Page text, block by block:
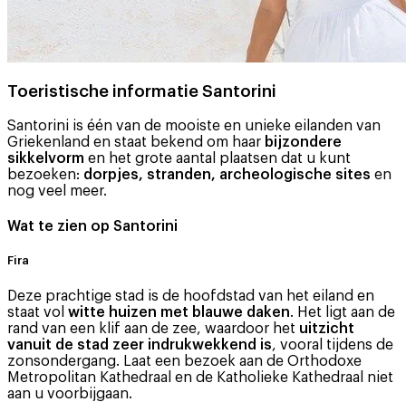
Toeristische informatie Santorini
Santorini is één van de mooiste en unieke eilanden van
Griekenland en staat bekend om haar bijzondere
sikkelvorm en het grote aantal plaatsen dat u kunt
bezoeken: dorpjes, stranden, archeologische sites en
nog veel meer.
Wat te zien op Santorini
Fira
Deze prachtige stad is de hoofdstad van het eiland en
staat vol witte huizen met blauwe daken. Het ligt aan de
rand van een klif aan de zee, waardoor het uitzicht
vanuit de stad zeer indrukwekkend is, vooral tijdens de
zonsondergang. Laat een bezoek aan de Orthodoxe
Metropolitan Kathedraal en de Katholieke Kathedraal niet
aan u voorbijgaan.